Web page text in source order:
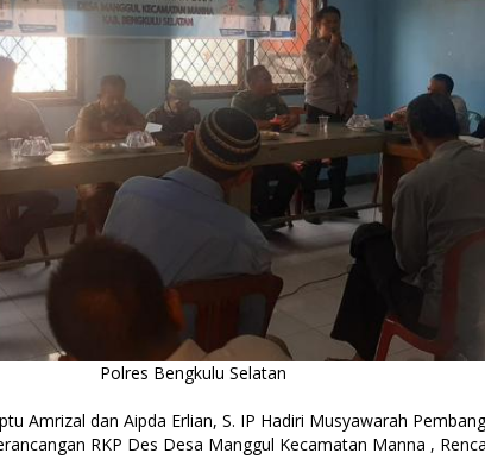
Polres Bengkulu Selatan
Amrizal dan Aipda Erlian, S. IP Hadiri Musyawarah
RKP Des Desa Manggul Kecamatan Manna ,